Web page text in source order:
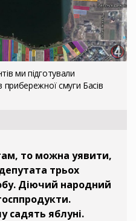
ми підготували
прибережної смуги Басів
то можна уявити,
трьох
Діючий народний
садять яблуні.